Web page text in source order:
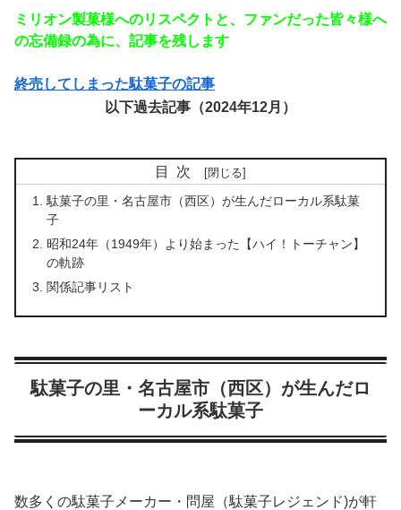
ミリオン製菓様へのリスペクトと、ファンだった皆々様へ
の忘備録の為に、記事を残します
終売してしまった駄菓子の記事
以下過去記事（2024年12月）
目次
駄菓子の里・名古屋市（西区）が生んだローカル系駄菓
子
昭和24年（1949年）より始まった【ハイ！トーチャン】
の軌跡
関係記事リスト
駄菓子の里・名古屋市（西区）が生んだロ
ーカル系駄菓子
数多くの駄菓子メーカー・問屋（駄菓子レジェンド)が軒